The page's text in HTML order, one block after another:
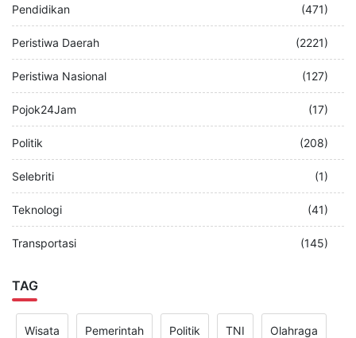
Pendidikan (471)
Peristiwa Daerah (2221)
Peristiwa Nasional (127)
Pojok24Jam (17)
Politik (208)
Selebriti (1)
Teknologi (41)
Transportasi (145)
TAG
Wisata Pemerintah Politik TNI Olahraga